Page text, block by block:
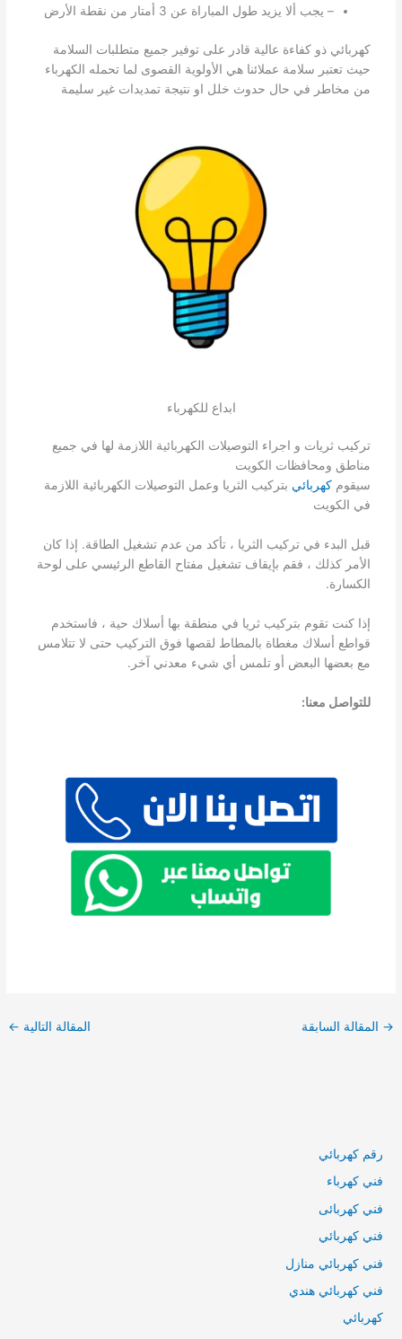
– يجب ألا يزيد طول المباراة عن 3 أمتار من نقطة الأرض
كهربائي ذو كفاءة عالية قادر على توفير جميع متطلبات السلامة
حيث تعتبر سلامة عملائنا هي الأولوية القصوى لما تحمله الكهرباء
من مخاطر في حال حدوث خلل او نتيجة تمديدات غير سليمة
ابداع للكهرباء
تركيب ثريات و اجراء التوصيلات الكهربائية اللازمة لها في جميع
مناطق ومحافظات الكويت
سيقوم كهربائي بتركيب الثريا وعمل التوصيلات الكهربائية اللازمة
في الكويت
قبل البدء في تركيب الثريا ، تأكد من عدم تشغيل الطاقة. إذا كان
الأمر كذلك ، فقم بإيقاف تشغيل مفتاح القاطع الرئيسي على لوحة
الكسارة.
إذا كنت تقوم بتركيب ثريا في منطقة بها أسلاك حية ، فاستخدم
قواطع أسلاك مغطاة بالمطاط لقصها فوق التركيب حتى لا تتلامس
مع بعضها البعض أو تلمس أي شيء معدني آخر.
للتواصل معنا:
→ المقالة السابقة المقالة التالية ←
رقم كهربائي
فني كهرباء
فني كهربائى
فني كهربائي
فني كهربائي منازل
فني كهربائي هندي
كهربائي